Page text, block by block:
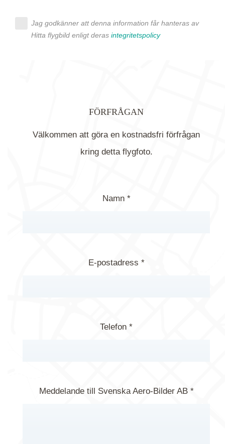
Jag godkänner att denna information får hanteras av
Hitta flygbild enligt deras integritetspolicy
FÖRFRÅGAN
Välkommen att göra en kostnadsfri förfrågan
kring detta flygfoto.
Namn *
E-postadress *
Telefon *
Meddelande till Svenska Aero-Bilder AB *